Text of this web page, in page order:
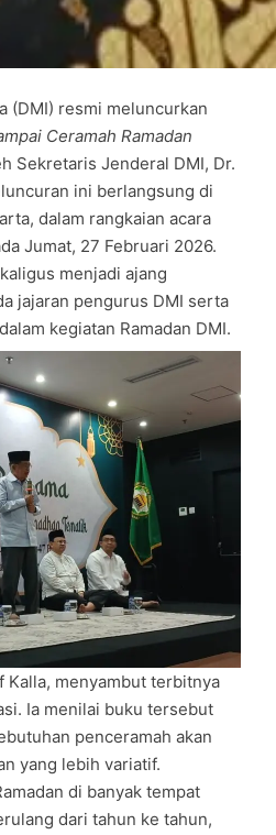
(DMI) resmi meluncurkan
Ceramah Ramadan
Sekretaris Jenderal DMI, Dr.
ini berlangsung di
dalam rangkaian acara
Jumat, 27 Februari 2026.
menjadi ajang
jajaran pengurus DMI serta
kegiatan Ramadan DMI.
Kalla, menyambut terbitnya
Ia menilai buku tersebut
penceramah akan
yang lebih variatif.
di banyak tempat
dari tahun ke tahun,